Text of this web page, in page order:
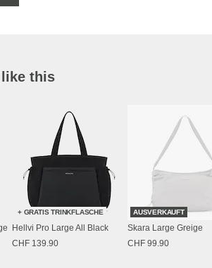
this
+ GRATIS TRINKFLASCHE
Hellvi Pro Large All Black
CHF 139.90
AUSVERKAUFT
Skara Large Greige
CHF 99.90